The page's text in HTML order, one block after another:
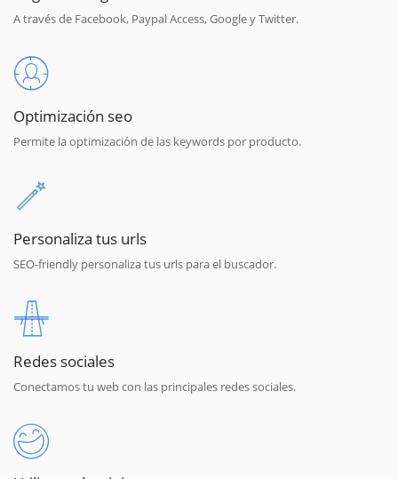
A través de Facebook, Paypal Access, Google y Twitter.
Optimización seo
Permite la optimización de las keywords por producto.
Personaliza tus urls
SEO-friendly personaliza tus urls para el buscador.
Redes sociales
Conectamos tu web con las principales redes sociales.